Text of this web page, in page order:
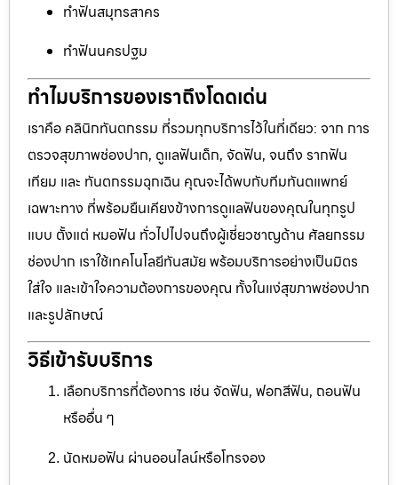
ทำฟันสมุทรสาคร
ทำฟันนครปฐม
ทำไมบริการของเราถึงโดดเด่น
เราคือ คลินิกทันตกรรม ที่รวมทุกบริการไว้ในที่เดียว: จาก การ
ตรวจสุขภาพช่องปาก, ดูแลฟันเด็ก, จัดฟัน, จนถึง รากฟัน
เทียม และ ทันตกรรมฉุกเฉิน คุณจะได้พบกับทีมทันตแพทย์
เฉพาะทาง ที่พร้อมยืนเคียงข้างการดูแลฟันของคุณในทุกรูป
แบบ ตั้งแต่ หมอฟัน ทั่วไปไปจนถึงผู้เชี่ยวชาญด้าน ศัลยกรรม
ช่องปาก เราใช้เทคโนโลยีทันสมัย พร้อมบริการอย่างเป็นมิตร
ใส่ใจ และเข้าใจความต้องการของคุณ ทั้งในแง่สุขภาพช่องปาก
และรูปลักษณ์
วิธีเข้ารับบริการ
เลือกบริการที่ต้องการ เช่น จัดฟัน, ฟอกสีฟัน, ถอนฟัน
หรืออื่น ๆ
นัดหมอฟัน ผ่านออนไลน์หรือโทรจอง